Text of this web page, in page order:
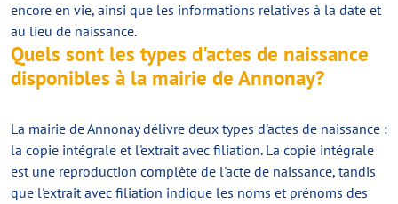
encore en vie, ainsi que les informations relatives à la date et
au lieu de naissance.
Quels sont les types d'actes de naissance
disponibles à la mairie de Annonay?
La mairie de Annonay délivre deux types d'actes de naissance :
la copie intégrale et l'extrait avec filiation. La copie intégrale
est une reproduction complète de l'acte de naissance, tandis
que l'extrait avec filiation indique les noms et prénoms des